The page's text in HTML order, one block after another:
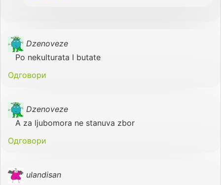
Dzenoveze
Po nekulturata I butate
Одговори
Dzenoveze
A za ljubomora ne stanuva zbor
Одговори
ulandisan